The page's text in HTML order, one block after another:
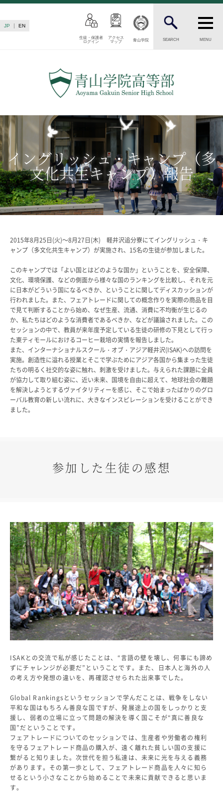
JP EN
生徒・保護者
ログイン
アクセス
マップ
青山学院 SEARCH MENU
高等部の歴史
生徒数・教職員数
一貫校の流れ
卒業後の進路
卒業生からのメッセージ
AOYAMA STYLE
特色ある教育
キリスト教教育
平和・共生学習
高大連携
SGH活動報告
SCHOOL LIFE
スクールライフ
スクールカレンダー
一日の流れ
クラブ・同好会
生徒会活動
施設・設備
保健室
いじめ防止対策
入試日程・出願資格
入試要項・出願書類
学校説明会
公開行事の紹介
入学金・学費
入試結果
入学試験問題
海外に住む中学生の方へ
スクールガイド
上級学校訪問
中学校の先生方へ
志願者速報
合格者発表
よくあるご質問
総合案内
ニュース・トピックス一覧
お問い合わせ
キャンパスマップ
アクセスマップ
緊急・災害時の対応
ご支援をお考えの方へ
イングリッシュ・キャンプ（多
文化共生キャンプ）報告
2015年8月25日(火)～8月27日(木) 軽井沢追分寮にてイングリッシュ・キ
ャンプ（多文化共生キャンプ）が実施され、15名の生徒が参加しました。
このキャンプでは「よい国とはどのような国か」ということを、安全保障、
文化、環境保護、などの側面から様々な国のランキングを比較し、それを元
に日本がどういう国になるべきか、ということに関してディスカッションが
行われました。また、フェアトレードに関しての概念作りを実際の商品を目
で見て判断することから始め、なぜ生産、流通、消費に不均衡が生じるの
か、私たちはどのような消費者であるべきか、などが議論されました。この
セッションの中で、教員が来年度予定している生徒の研修の下見として行っ
た東ティモールにおけるコーヒー栽培の実情を報告しました。
また、インターナショナルスクール・オブ・アジア軽井沢(ISAK)への訪問を
実施。創造性に溢れる授業とそこで学ぶためにアジア各国から集まった生徒
たちの明るく社交的な姿に触れ、刺激を受けました。与えられた課題に全員
が協力して取り組む姿に、近い未来、国境を自由に超えて、地球社会の難題
を解決しようとするヴァイタリティーを感じ、そこで始まったばかりのグロ
ーバル教育の新しい流れに、大きなインスピレーションを受けることができ
ました。
参加した生徒の感想
ISAKとの交流で私が感じたことは、“言語の壁を壊し、何事にも諦め
ずにチャレンジが必要だ”ということです。また、日本人と海外の人
の考え方や発想の違いを、再確認させられた出来事でした。
Global Rankingsというセッションで学んだことは、戦争をしない
平和な国はもちろん善良な国ですが、発展途上の国をしっかりと支
援し、弱者の立場に立って問題の解決を導く国こそが“真に善良な
国”だということです。
フェアトレードについてのセッションでは、生産者や労働者の権利
を守るフェアトレード商品の購入が、遠く離れた貧しい国の支援に
繋がると知りました。次世代を担う私達は、未来に光を与える義務
があります。その第一歩として、フェアトレード商品を人々に知ら
せるという小さなことから始めることで未来に貢献できると思いま
す。